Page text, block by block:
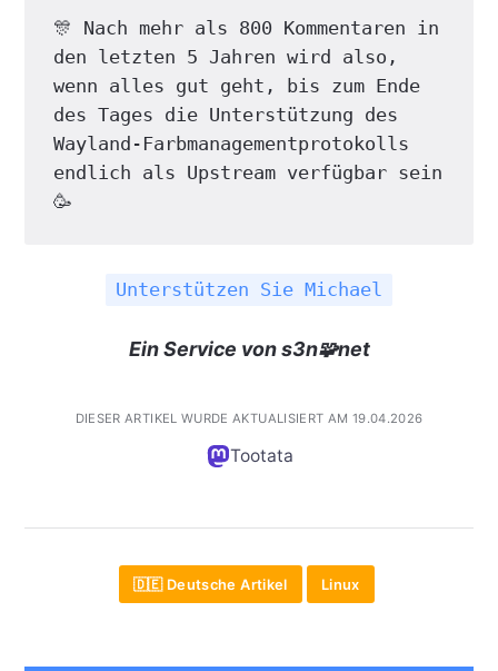
🎊 Nach mehr als 800 Kommentaren in
den letzten 5 Jahren wird also,
wenn alles gut geht, bis zum Ende
des Tages die Unterstützung des
Wayland-Farbmanagementprotokolls
endlich als Upstream verfügbar sein
🥳
Unterstützen Sie Michael
Ein Service von s3n🧩net
DIESER ARTIKEL WURDE AKTUALISIERT AM 19.04.2026
Tootata
🇩🇪 Deutsche Artikel Linux